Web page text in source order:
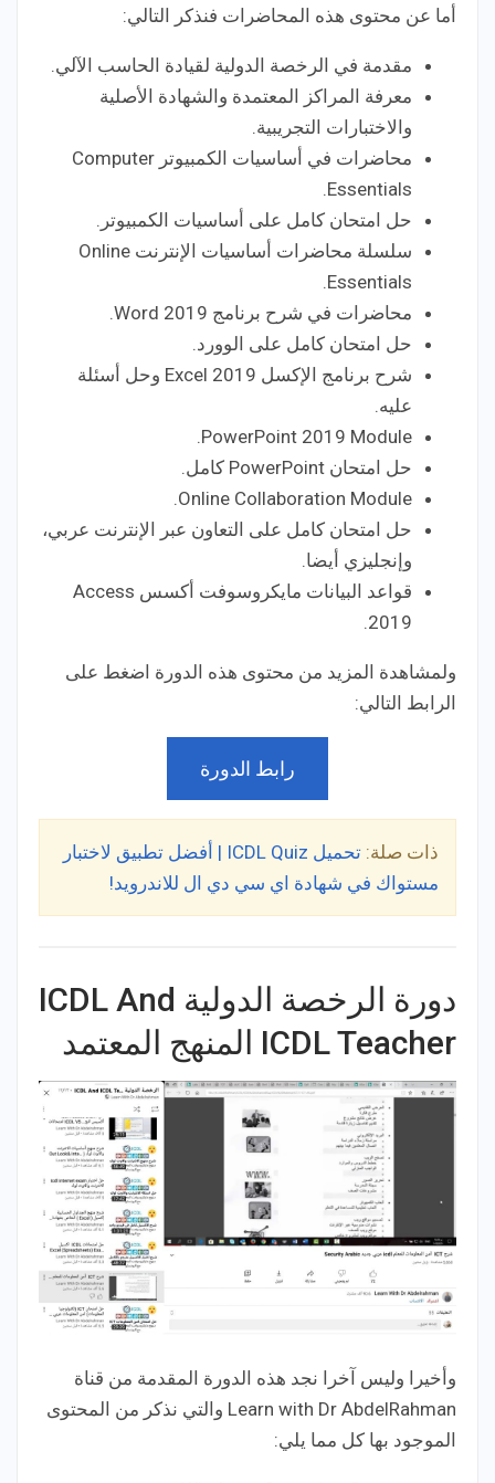
أما عن محتوى هذه المحاضرات فنذكر التالي:
مقدمة في الرخصة الدولية لقيادة الحاسب الآلي.
معرفة المراكز المعتمدة والشهادة الأصلية
والاختبارات التجريبية.
محاضرات في أساسيات الكمبيوتر Computer
Essentials.
حل امتحان كامل على أساسيات الكمبيوتر.
سلسلة محاضرات أساسيات الإنترنت Online
Essentials.
محاضرات في شرح برنامج Word 2019.
حل امتحان كامل على الوورد.
شرح برنامج الإكسل Excel 2019 وحل أسئلة
عليه.
PowerPoint 2019 Module.
حل امتحان PowerPoint كامل.
Online Collaboration Module.
حل امتحان كامل على التعاون عبر الإنترنت عربي،
وإنجليزي أيضا.
قواعد البيانات مايكروسوفت أكسس Access
2019.
ولمشاهدة المزيد من محتوى هذه الدورة اضغط على
الرابط التالي:
رابط الدورة
ذات صلة:
تحميل ICDL Quiz | أفضل تطبيق لاختبار
مستواك في شهادة اي سي دي ال للاندرويد!
دورة الرخصة الدولية ICDL And
ICDL Teacher المنهج المعتمد
وأخيرا وليس آخرا نجد هذه الدورة المقدمة من قناة
Learn with Dr AbdelRahman والتي نذكر من المحتوى
الموجود بها كل مما يلي: